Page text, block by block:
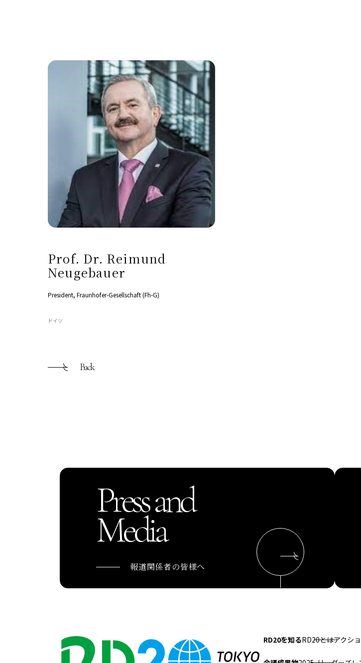
Prof. Dr. Reimund
Neugebauer
President, Fraunhofer-Gesellschaft (Fh-G)
ドイツ
Back
Press and
Media
報道関係者の皆様へ
RD20を知るRD20とはアクシ